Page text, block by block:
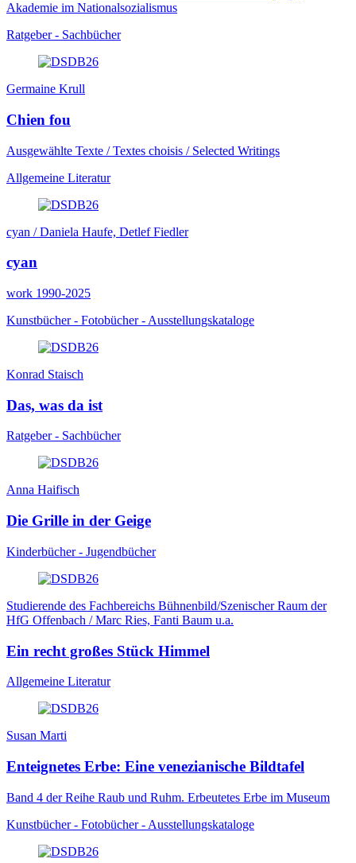
Akademie im Nationalsozialismus
Ratgeber - Sachbücher
Germaine Krull
Chien fou
Ausgewählte Texte / Textes choisis / Selected Writings
Allgemeine Literatur
cyan / Daniela Haufe, Detlef Fiedler
cyan
work 1990-2025
Kunstbücher - Fotobücher - Ausstellungskataloge
Konrad Staisch
Das, was da ist
Ratgeber - Sachbücher
Anna Haifisch
Die Grille in der Geige
Kinderbücher - Jugendbücher
Studierende des Fachbereichs Bühnenbild/Szenischer Raum der
HfG Offenbach / Marc Ries, Fanti Baum u.a.
Ein recht großes Stück Himmel
Allgemeine Literatur
Susan Marti
Enteignetes Erbe: Eine venezianische Bildtafel
Band 4 der Reihe Raub und Ruhm. Erbeutetes Erbe im Museum
Kunstbücher - Fotobücher - Ausstellungskataloge